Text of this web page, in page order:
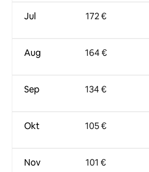
Jul
Aug
Sep
Okt
Nov
172 €
164 €
134 €
105 €
101 €